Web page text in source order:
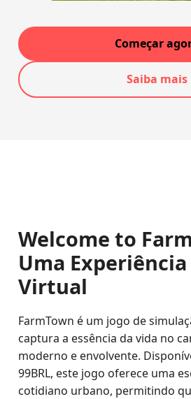
Começar
Saiba mais
Welcome to
Uma
Virtual
FarmTown é um jogo de
captura a essência da vida no
moderno e envolvente.
99BRL, este jogo oferece uma
cotidiano urbano, permitindo